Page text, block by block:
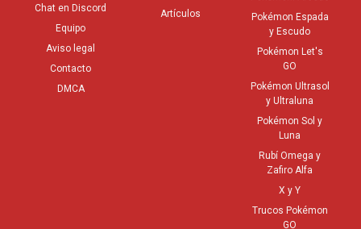
Chat en Discord
Equipo
Aviso legal
Contacto
DMCA
Artículos
Pokémon Espada
y Escudo
Pokémon Let's
GO
Pokémon Ultrasol
y Ultraluna
Pokémon Sol y
Luna
Rubí Omega y
Zafiro Alfa
X y Y
Trucos Pokémon
GO